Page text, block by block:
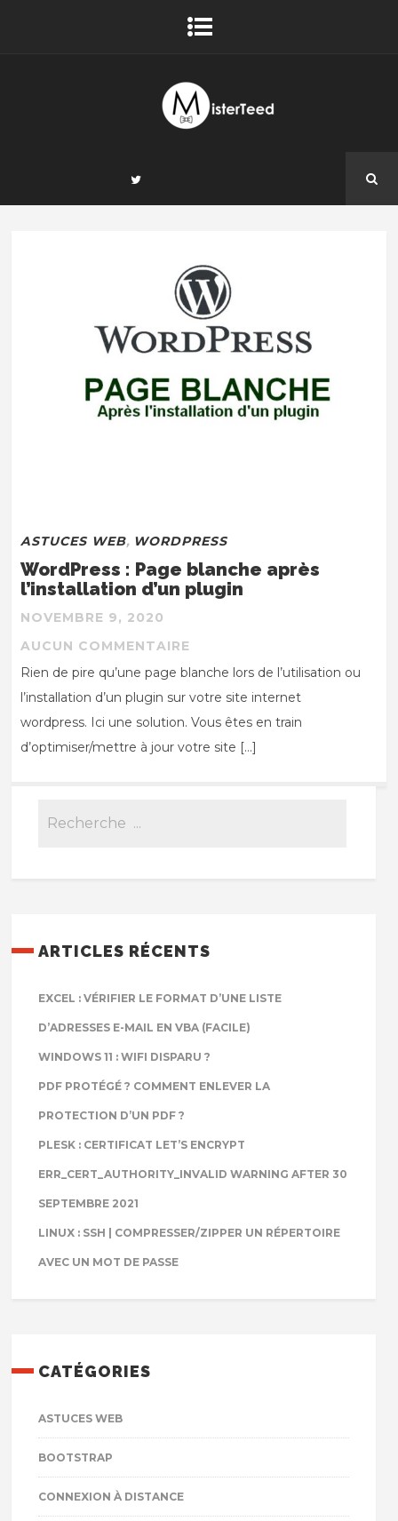
ASTUCES WEB, WORDPRESS
WordPress : Page blanche après
l’installation d’un plugin
NOVEMBRE 9, 2020
AUCUN COMMENTAIRE
Rien de pire qu’une page blanche lors de l’utilisation ou
l’installation d’un plugin sur votre site internet
wordpress. Ici une solution. Vous êtes en train
d’optimiser/mettre à jour votre site […]
ARTICLES RÉCENTS
EXCEL : VÉRIFIER LE FORMAT D’UNE LISTE
D’ADRESSES E-MAIL EN VBA (FACILE)
WINDOWS 11 : WIFI DISPARU ?
PDF PROTÉGÉ ? COMMENT ENLEVER LA
PROTECTION D’UN PDF ?
PLESK : CERTIFICAT LET’S ENCRYPT
ERR_CERT_AUTHORITY_INVALID WARNING AFTER 30
SEPTEMBRE 2021
LINUX : SSH | COMPRESSER/ZIPPER UN RÉPERTOIRE
AVEC UN MOT DE PASSE
CATÉGORIES
ASTUCES WEB
BOOTSTRAP
CONNEXION À DISTANCE